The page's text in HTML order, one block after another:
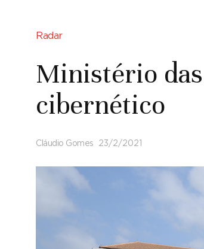
Radar
Ministério
cibernético
Cláudio Gomes 23/2/2021